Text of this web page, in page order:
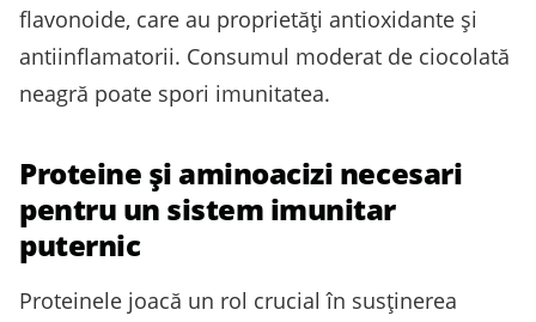
flavonoide, care au proprietăți antioxidante și
antiinflamatorii. Consumul moderat de ciocolată
neagră poate spori imunitatea.
Proteine și aminoacizi necesari
pentru un sistem imunitar
puternic
Proteinele joacă un rol crucial în susținerea